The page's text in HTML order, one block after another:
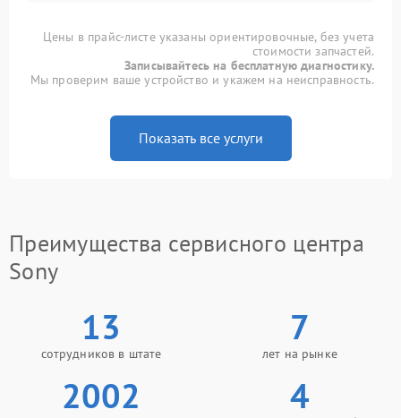
Цены в прайс-листе указаны ориентировочные, без учета
стоимости запчастей.
Записывайтесь на бесплатную диагностику.
Мы проверим ваше устройство и укажем на неисправность.
Показать все услуги
Преимущества сервисного центра
Sony
13
сотрудников в штате
7
лет на рынке
2002 4